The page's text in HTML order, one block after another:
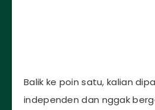
Balik ke poin satu, kalian
independen dan nggak